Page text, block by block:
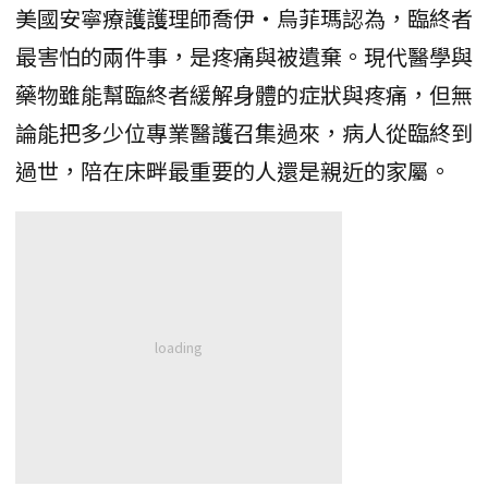
美國安寧療護護理師喬伊・烏菲瑪認為，臨終者
最害怕的兩件事，是疼痛與被遺棄。現代醫學與
藥物雖能幫臨終者緩解身體的症狀與疼痛，但無
論能把多少位專業醫護召集過來，病人從臨終到
過世，陪在床畔最重要的人還是親近的家屬。